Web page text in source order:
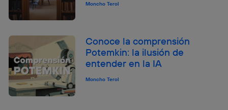
Moncho Terol
Conoce la comprensión
Potemkin: la ilusión de
entender en la IA
Moncho Terol